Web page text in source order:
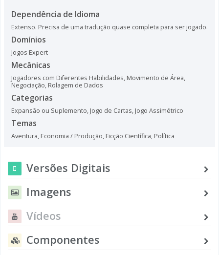
Dependência de Idioma
Extenso. Precisa de uma tradução quase completa para ser jogado.
Domínios
Jogos Expert
Mecânicas
Jogadores com Diferentes Habilidades, Movimento de Área,
Negociação, Rolagem de Dados
Categorias
Expansão ou Suplemento, Jogo de Cartas, Jogo Assimétrico
Temas
Aventura, Economia / Produção, Ficção Científica, Política
Versões Digitais
Imagens
Vídeos
Componentes